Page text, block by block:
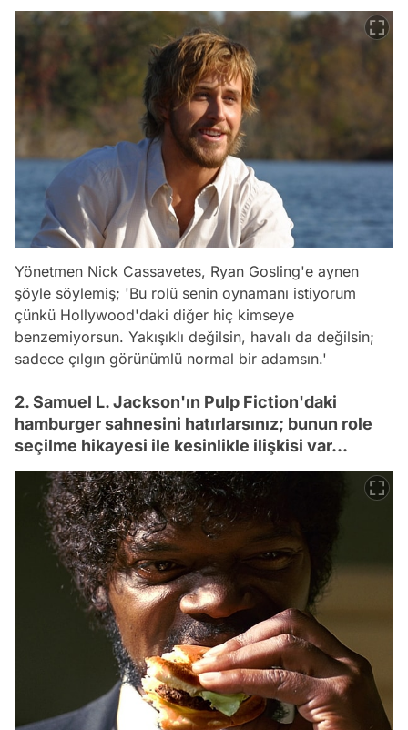
Yönetmen Nick Cassavetes, Ryan Gosling'e aynen
şöyle söylemiş; 'Bu rolü senin oynamanı istiyorum
çünkü Hollywood'daki diğer hiç kimseye
benzemiyorsun. Yakışıklı değilsin, havalı da değilsin;
sadece çılgın görünümlü normal bir adamsın.'
2. Samuel L. Jackson'ın Pulp Fiction'daki
hamburger sahnesini hatırlarsınız; bunun role
seçilme hikayesi ile kesinlikle ilişkisi var...